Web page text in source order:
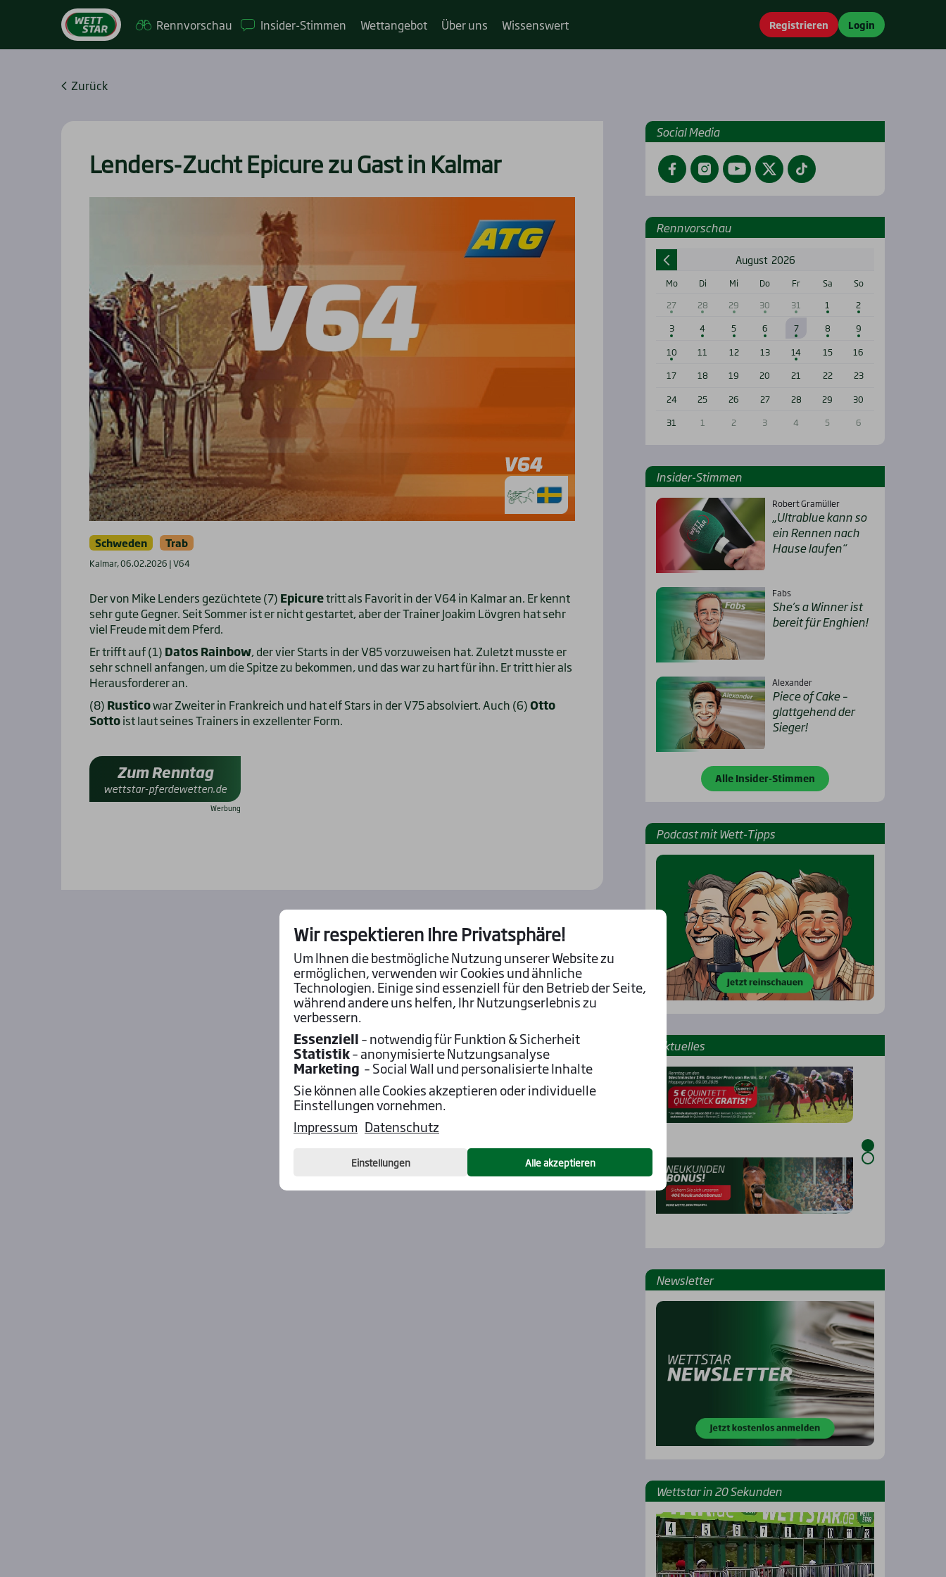
Renn­vor­schau Insi­­der-Stim­­men Wett­an­ge­bot Über uns Wis­sens­wert Registrieren Login
Zurück
Len­ders-Zucht Epi­cu­re zu Gast in Kal­mar
Schweden Trab
Kalmar, 06.02.2026 | V64
Der von Mike Lenders gezüchtete (7) Epicuretritt als Favorit in der V64 in Kalmar an. Er kennt
sehr gute Gegner. Seit Sommer ist er nicht gestartet, aber der Trainer Joakim Lövgren hat sehr
viel Freude mit dem Pferd.
Er trifft auf (1) Datos Rainbow, der vier Starts in der V85 vorzuweisen hat. Zuletzt musste er
sehr schnell anfangen, um die Spitze zu bekommen, und das war zu hart für ihn. Er tritt hier als
Herausforderer an.
(8) Rusticowar Zweiter in Frankreich und hat elf Stars in der V75 absolviert. Auch (6)Otto
Sottoist laut seines Trainers in exzellenter Form.
Zum Renntag
wettstar-pferdewetten.de
Social Media
FacebookInstagramYouTubeTwitterTikTok
Renn­vor­schau
August 2026
Mo Di Mi Do Fr Sa
So
27
28 29 30 31 1
2
3
4 5 6 7 8
9
10
11 12 13 14 15
16
17
18 19 20 21 22
23
24
25 26 27 28 29
30
31
1 2 3 4 5 6
Insi­der-Stim­men
Robert Gramüller
„Ultra­b­lue kann so
ein Ren­nen nach
Hau­se lau­fen“
Fabs
She’s a Win­ner ist
bereit für Eng­hien!
Alexander
Pie­ce of Cake –
glatt­ge­hend der
Sie­ger!
Alle Insider-Stimmen
Pod­cast mit Wett-Tipps
Aktu­el­les
Rennbahnen
News­let­ter
Wett­star in 20 Sekun­den
Wir respektieren Ihre Privatsphäre!
Um Ihnen die bestmögliche Nutzung unserer Website zu
ermöglichen, verwenden wir Cookies und ähnliche
Technologien. Einige sind essenziell für den Betrieb der Seite,
während andere uns helfen, Ihr Nutzungserlebnis zu
verbessern.
Essenziell– notwendig für Funktion & Sicherheit
Statistik– anonymisierte Nutzungsanalyse
Marketing – Social Wall und personalisierte Inhalte
Sie können alle Cookies akzeptieren oder individuelle
Einstellungen vornehmen.
Impressum Datenschutz
Einstellungen Alle akzeptieren